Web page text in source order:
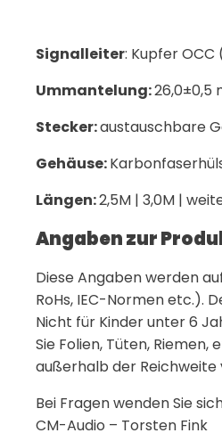
Signalleiter: Kupfer
Ummantelung:26,0±0,5
Stecker:austauschbare
Gehäuse:
Längen:2,5M | 3,0M |
Angaben zur
Diese Angaben werden
RoHs, IEC-Normen etc.).
Nicht für Kinder unter 6
Sie Folien, Tüten,
außerhalb der Reichweite
Bei Fragen wenden Sie
CM-Audio – Torsten Fink